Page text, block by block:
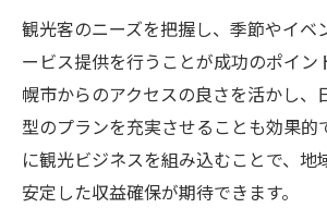
観光客のニーズを把握し、季節やイベ
ービス提供を行うことが成功のポイン
幌市からのアクセスの良さを活かし、
型のプランを充実させることも効果的
に観光ビジネスを組み込むことで、地
安定した収益確保が期待できます。